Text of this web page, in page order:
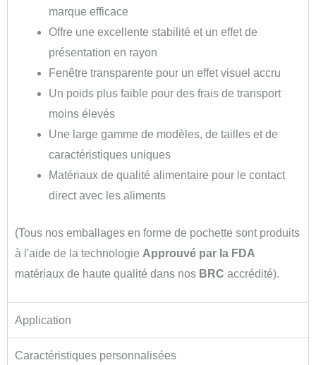
marque efficace
Offre une excellente stabilité et un effet de
présentation en rayon
Fenêtre transparente pour un effet visuel accru
Un poids plus faible pour des frais de transport
moins élevés
Une large gamme de modèles, de tailles et de
caractéristiques uniques
Matériaux de qualité alimentaire pour le contact
direct avec les aliments
(Tous nos emballages en forme de pochette sont produits
à l'aide de la technologie Approuvé par la FDA
matériaux de haute qualité dans nos BRC accrédité).
Application
Caractéristiques personnalisées